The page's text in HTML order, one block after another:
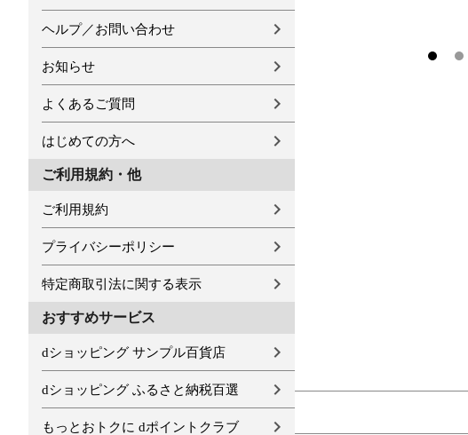
ヘルプ／お問い合わせ
お知らせ
よくあるご質問
はじめての方へ
ご利用規約・他
ご利用規約
プライバシーポリシー
特定商取引法に関する表示
おすすめサービス
dショッピング サンプル百貨店
dショッピング ふるさと納税百選
もっとおトクに dポイントクラブ